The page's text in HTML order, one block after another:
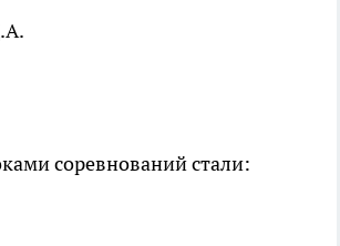
соревнований стали: